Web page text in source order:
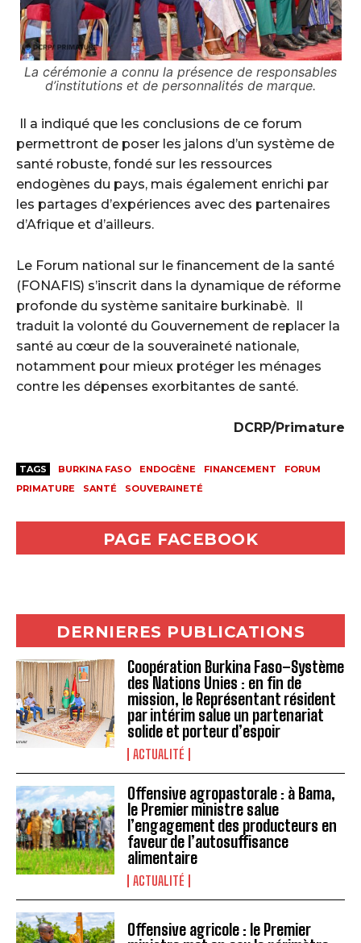
La cérémonie a connu la présence de responsables
d’institutions et de personnalités de marque.
‎ Il a indiqué que les conclusions de ce forum
permettront de poser les jalons d’un système de
santé robuste, fondé sur les ressources
endogènes du pays, mais également enrichi par
les partages d’expériences avec des partenaires
d’Afrique et d’ailleurs. ‎
‎Le Forum national sur le financement de la santé
(FONAFIS) s’inscrit dans la dynamique de réforme
profonde du système sanitaire burkinabè. ‎ ‎Il
traduit la volonté du Gouvernement de replacer la
santé au cœur de la souveraineté nationale,
notamment pour mieux protéger les ménages
contre les dépenses exorbitantes de santé. ‎
DCRP/Primature
TAGS BURKINA FASO ENDOGÈNE FINANCEMENT
FORUM
PRIMATURE
SANTÉ SOUVERAINETÉ
PAGE FACEBOOK
DERNIERES PUBLICATIONS
Coopération Burkina Faso–Système
des Nations Unies : en fin de
mission, le Représentant résident
par intérim salue un partenariat
solide et porteur d’espoir
ACTUALITÉ
Offensive agropastorale : à Bama,
le Premier ministre salue
l’engagement des producteurs en
faveur de l’autosuffisance
alimentaire
ACTUALITÉ
Offensive agricole : le Premier